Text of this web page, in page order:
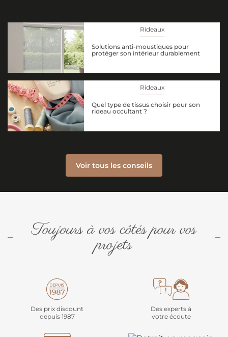
Rideaux
Solutions anti-moustiques pour
protéger son intérieur durablement
Rideaux
Quel type de tissus choisir pour son
rideau occultant ?
Voir tous les conseils
Toujours à vos côtés pour vos
projets
Des prix discount
depuis 1987
Des experts à
votre écoute